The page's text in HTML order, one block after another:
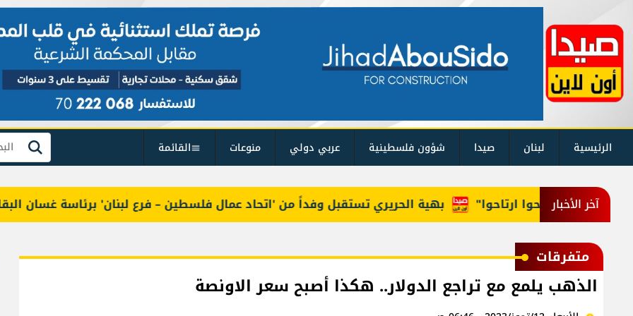
الرئيسية لبنان صيدا شؤون فلسطينية عربي دولي منوعات القائمة بحث
آخر الأخبار بهية الحريري تستقبل وفداً من 'اتحاد عمال فلسطين – فرع لبنان' برئاسة غسان البقاعي "روحوا ارتاحوا"
متفرقات
الذهب يلمع مع تراجع الدولار.. هكذا أصبح سعر الاونصة